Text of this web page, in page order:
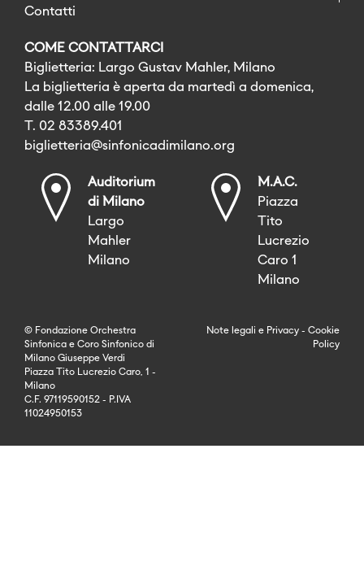
Contatti
COME CONTATTARCI
Biglietteria: Largo Gustav Mahler, Milano
La biglietteria è aperta da martedì a domenica,
dalle 12.00 alle 19.00
T. 02 83389.401
biglietteria@sinfonicadimilano.org
Auditorium
di Milano
Largo
Mahler
Milano
M.A.C.
Piazza
Tito
Lucrezio
Caro 1
Milano
© Fondazione Orchestra
Sinfonica e Coro Sinfonico di
Milano Giuseppe Verdi
Piazza Tito Lucrezio Caro, 1 -
Milano
C.F. 97119590152 - P.IVA
11024950153
Note legali e Privacy - Cookie
Policy